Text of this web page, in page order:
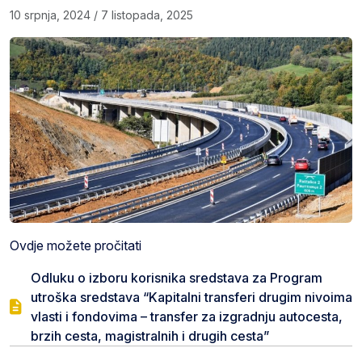
10 srpnja, 2024 / 7 listopada, 2025
Ovdje možete pročitati
Odluku o izboru korisnika sredstava za Program
utroška sredstava “Kapitalni transferi drugim nivoima
vlasti i fondovima – transfer za izgradnju autocesta,
brzih cesta, magistralnih i drugih cesta”